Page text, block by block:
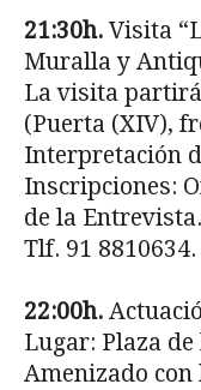
21:30h.Visita
Muralla y
La visita partirá
(Puerta (XIV),
Interpretación
Inscripciones:
de la Entrevista.
Tlf. 91
22:00h.
Lugar: Plaza
Amenizado